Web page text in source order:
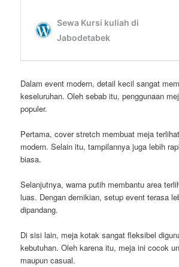
Dalam event modern, detail kecil sangat
keseluruhan. Oleh sebab itu, penggunaan
populer.
Pertama, cover stretch membuat meja
modern. Selain itu, tampilannya juga lebih
biasa.
Selanjutnya, warna putih membantu area
luas. Dengan demikian, setup event terasa
dipandang.
Di sisi lain, meja kotak sangat fleksibel
kebutuhan. Oleh karena itu, meja ini cocok
maupun casual.